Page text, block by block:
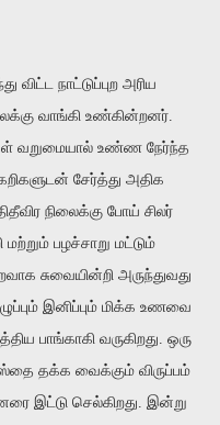
நாட்டுப்புற அரிய
வாங்கி உண்கின்றனர்.
வறுமையால் உண்ண நேர்ந்த
சேர்த்து அதிக
நிலைக்கு போய் சிலர்
மற்றும் பழச்சாறு மட்டும்
சுவையின்றி அருந்துவது
இனிப்பும் மிக்க உணவை
பாங்காகி வருகிறது. ஒரு
தக்க வைக்கும் விருப்பம்
இட்டு செல்கிறது. இன்று